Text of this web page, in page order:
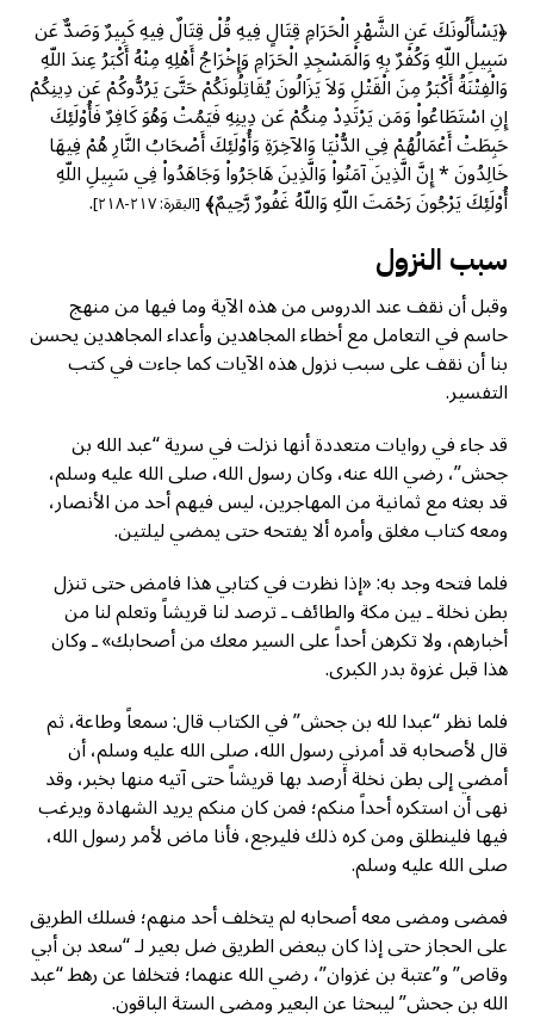
﴿يَسْأَلُونَكَ عَنِ الشَّهْرِ الْحَرَامِ قِتَالٍ فِيهِ قُلْ قِتَالٌ فِيهِ كَبِيرٌ وَصَدٌّ عَن
سَبِيلِ اللّهِ وَكُفْرٌ بِهِ وَالْمَسْجِدِ الْحَرَامِ وَإِخْرَاجُ أَهْلِهِ مِنْهُ أَكْبَرُ عِندَ اللّهِ
وَالْفِتْنَةُ أَكْبَرُ مِنَ الْقَتْلِ وَلاَ يَزَالُونَ يُقَاتِلُونَكُمْ حَتَّىَ يَرُدُّوكُمْ عَن دِينِكُمْ
إِنِ اسْتَطَاعُواْ وَمَن يَرْتَدِدْ مِنكُمْ عَن دِينِهِ فَيَمُتْ وَهُوَ كَافِرٌ فَأُوْلَئِكَ
حَبِطَتْ أَعْمَالُهُمْ فِي الدُّنْيَا وَالآخِرَةِ وَأُوْلَئِكَ أَصْحَابُ النَّارِ هُمْ فِيهَا
خَالِدُونَ * إِنَّ الَّذِينَ آمَنُواْ وَالَّذِينَ هَاجَرُواْ وَجَاهَدُواْ فِي سَبِيلِ اللّهِ
أُوْلَئِكَ يَرْجُونَ رَحْمَتَ اللّهِ وَاللّهُ غَفُورٌ رَّحِيمٌ﴾[البقرة: ٢١٧-٢١٨] .
سبب النزول
وقبل أن نقف عند الدروس من هذه الآية وما فيها من منهج
حاسم في التعامل مع أخطاء المجاهدين وأعداء المجاهدين يحسن
بنا أن نقف على سبب نزول هذه الآيات كما جاءت في كتب
التفسير.
قد جاء في روايات متعددة أنها نزلت في سرية “عبد الله بن
جحش”، رضي الله عنه، وكان رسول الله، صلى الله عليه وسلم،
قد بعثه مع ثمانية من المهاجرين، ليس فيهم أحد من الأنصار،
ومعه كتاب مغلق وأمره ألا يفتحه حتى يمضي ليلتين.
فلما فتحه وجد به: «إذا نظرت في كتابي هذا فامض حتى تنزل
بطن نخلة ـ بين مكة والطائف ـ ترصد لنا قريشاً وتعلم لنا من
أخبارهم، ولا تكرهن أحداً على السير معك من أصحابك» ـ وكان
هذا قبل غزوة بدر الكبرى.
فلما نظر “عبدا لله بن جحش” في الكتاب قال: سمعاً وطاعة، ثم
قال لأصحابه قد أمرني رسول الله، صلى الله عليه وسلم، أن
أمضي إلى بطن نخلة أرصد بها قريشاً حتى آتيه منها بخبر، وقد
نهى أن استكره أحداً منكم؛ فمن كان منكم يريد الشهادة ويرغب
فيها فلينطلق ومن كره ذلك فليرجع، فأنا ماض لأمر رسول الله،
صلى الله عليه وسلم.
فمضى ومضى معه أصحابه لم يتخلف أحد منهم؛ فسلك الطريق
على الحجاز حتى إذا كان ببعض الطريق ضل بعير لـ “سعد بن أبي
وقاص” و”عتبة بن غزوان”، رضي الله عنهما؛ فتخلفا عن رهط “عبد
الله بن جحش” ليبحثا عن البعير ومضى الستة الباقون.